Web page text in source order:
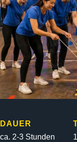
DAUER
ca. 2-3 Stunden